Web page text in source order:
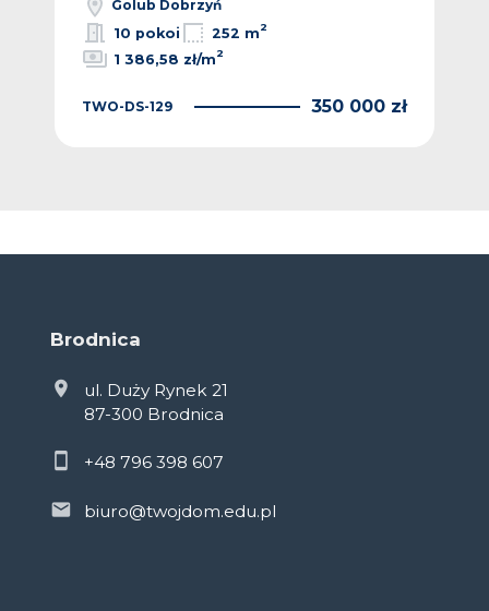
Golub Dobrzyń
10 pokoi
252 m2
1 386,58 zł/m2
TWO-DS-129 350 000 zł
Brodnica
ul. Duży Rynek 21
87-300 Brodnica
+48 796 398 607
biuro@twojdom.edu.pl